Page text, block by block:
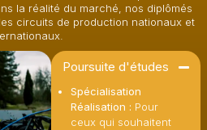
la réalité du marché, nos diplômés
circuits de production nationaux et
Poursuite d'études
Spécialisation
Réalisation : Pour
ceux qui souhaitent